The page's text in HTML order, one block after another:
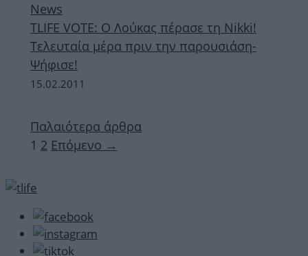
News
ΤLIFE VOTE: O Λούκας πέρασε τη Nikki!
Tελευταία μέρα πριν την παρουσιάση-
Ψήφισε!
15.02.2011
Παλαιότερα άρθρα
Σελίδα
1 Σελίδα
2 Επόμενο →